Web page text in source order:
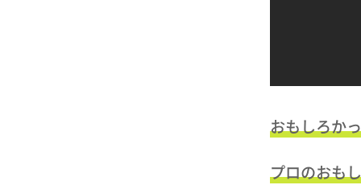
おもしろか
プロのおも